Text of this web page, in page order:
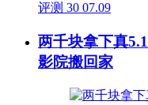
评测 30 07.09
两千块拿下真
影院搬回家